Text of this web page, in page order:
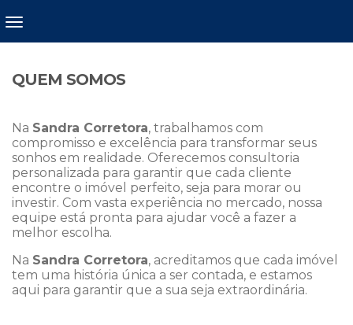
QUEM SOMOS
Na Sandra Corretora, trabalhamos com
compromisso e excelência para transformar seus
sonhos em realidade. Oferecemos consultoria
personalizada para garantir que cada cliente
encontre o imóvel perfeito, seja para morar ou
investir. Com vasta experiência no mercado, nossa
equipe está pronta para ajudar você a fazer a
melhor escolha.
Na Sandra Corretora, acreditamos que cada imóvel
tem uma história única a ser contada, e estamos
aqui para garantir que a sua seja extraordinária.